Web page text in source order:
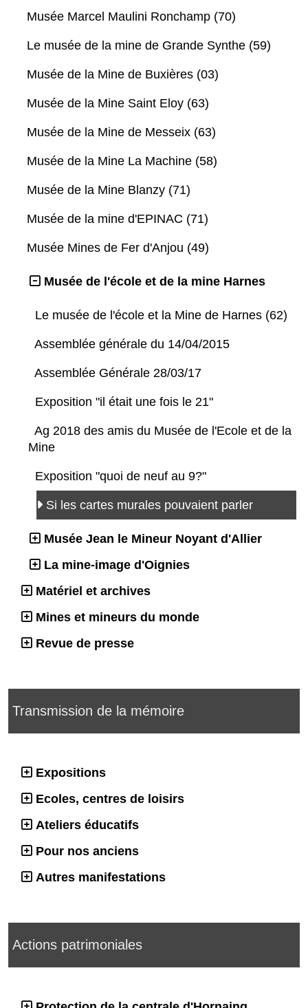
Musée Marcel Maulini Ronchamp (70)
Le musée de la mine de Grande Synthe (59)
Musée de la Mine de Buxières (03)
Musée de la Mine Saint Eloy (63)
Musée de la Mine de Messeix (63)
Musée de la Mine La Machine (58)
Musée de la Mine Blanzy (71)
Musée de la mine d'EPINAC (71)
Musée Mines de Fer d'Anjou (49)
Musée de l'école et de la mine Harnes
Le musée de l'école et la Mine de Harnes (62)
Assemblée générale du 14/04/2015
Assemblée Générale 28/03/17
Exposition "il était une fois le 21"
Ag 2018 des amis du Musée de l'Ecole et de la
Mine
Exposition "quoi de neuf au 9?"
Si les cartes murales pouvaient parler
Musée Jean le Mineur Noyant d'Allier
La mine-image d'Oignies
Matériel et archives
Mines et mineurs du monde
Revue de presse
Transmission de la mémoire
Expositions
Ecoles, centres de loisirs
Ateliers éducatifs
Pour nos anciens
Autres manifestations
Actions patrimoniales